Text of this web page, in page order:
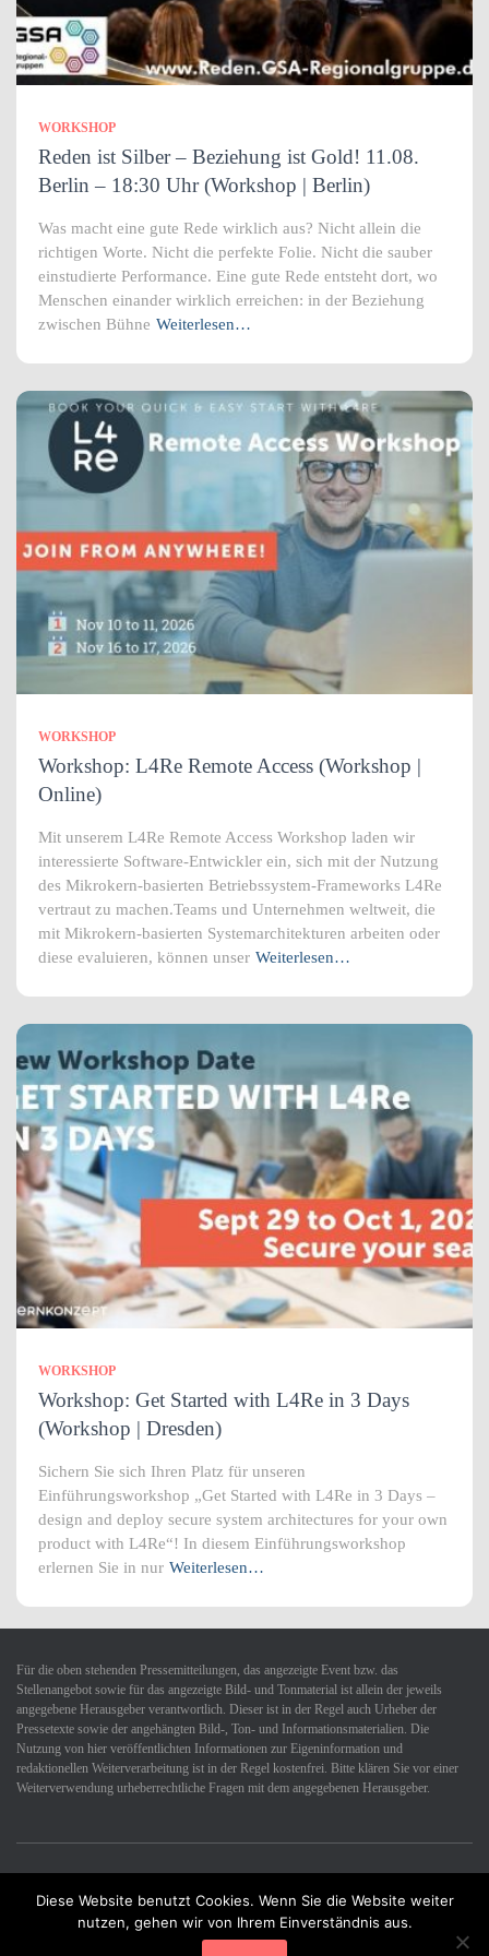
WORKSHOP
Reden ist Silber – Beziehung ist Gold! 11.08.
Berlin – 18:30 Uhr (Workshop | Berlin)
Was macht eine gute Rede wirklich aus? Nicht allein die
richtigen Worte. Nicht die perfekte Folie. Nicht die sauber
einstudierte Performance. Eine gute Rede entsteht dort, wo
Menschen einander wirklich erreichen: in der Beziehung
zwischen Bühne Weiterlesen…
WORKSHOP
Workshop: L4Re Remote Access (Workshop |
Online)
Mit unserem L4Re Remote Access Workshop laden wir
interessierte Software-Entwickler ein, sich mit der Nutzung
des Mikrokern-basierten Betriebssystem-Frameworks L4Re
vertraut zu machen.Teams und Unternehmen weltweit, die
mit Mikrokern-basierten Systemarchitekturen arbeiten oder
diese evaluieren, können unser Weiterlesen…
WORKSHOP
Workshop: Get Started with L4Re in 3 Days
(Workshop | Dresden)
Sichern Sie sich Ihren Platz für unseren
Einführungsworkshop „Get Started with L4Re in 3 Days –
design and deploy secure system architectures for your own
product with L4Re“! In diesem Einführungsworkshop
erlernen Sie in nur Weiterlesen…
Für die oben stehenden Pressemitteilungen, das angezeigte Event bzw. das
Stellenangebot sowie für das angezeigte Bild- und Tonmaterial ist allein der jeweils
angegebene Herausgeber verantwortlich. Dieser ist in der Regel auch Urheber der
Pressetexte sowie der angehängten Bild-, Ton- und Informationsmaterialien. Die
Nutzung von hier veröffentlichten Informationen zur Eigeninformation und
redaktionellen Weiterverarbeitung ist in der Regel kostenfrei. Bitte klären Sie vor einer
Weiterverwendung urheberrechtliche Fragen mit dem angegebenen Herausgeber.
Datenschutzerklärung Impressum Kontakt
Diese Website benutzt Cookies. Wenn Sie die Website weiter
nutzen, gehen wir von Ihrem Einverständnis aus.